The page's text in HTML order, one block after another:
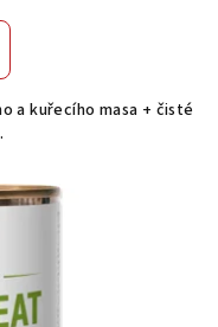
a kuřecího masa + čisté